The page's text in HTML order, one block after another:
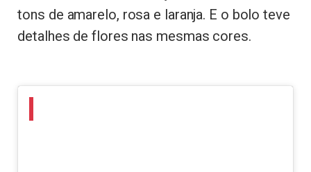
tons de amarelo, rosa e laranja. E o bolo teve
detalhes de flores nas mesmas cores.